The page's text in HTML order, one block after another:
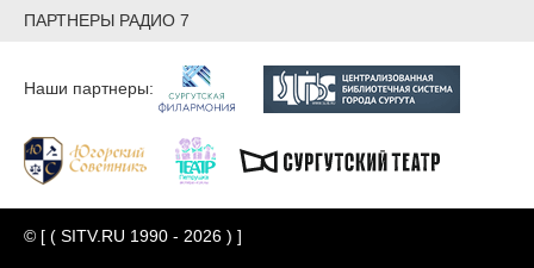
ПАРТНЕРЫ РАДИО 7
Наши партнеры:
© [ ( SITV.RU 1990 - 2026 ) ]